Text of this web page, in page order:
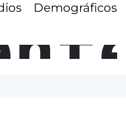
Demográficos